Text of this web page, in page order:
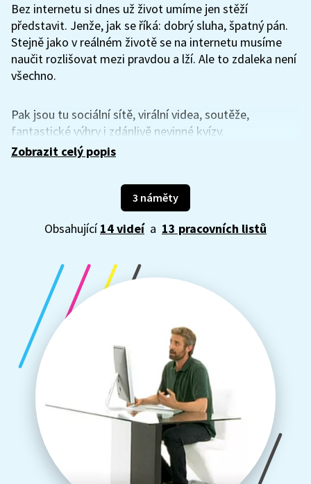
Bez internetu si dnes už život umíme jen stěží
představit. Jenže, jak se říká: dobrý sluha, špatný pán.
Stejně jako v reálném životě se na internetu musíme
naučit rozlišovat mezi pravdou a lží. Ale to zdaleka není
všechno.
Pak jsou tu sociální sítě, virální videa, soutěže,
fantastické výhry i zdánlivě nevinné kvízy.
A kyberšikana. Jak se v tom všem vyznat a nezbláznit
náměty, které si kladou za cíl vám pomoci se
zorientovat. Klíčem je používat zdravý rozum a zůstat
dostatečně kritický ke všem podezřele lákavým
nabídkám. Stejně jako v offline světě.
Zobrazit celý popis
3 náměty
Obsahující14 videí a 13 pracovních listů